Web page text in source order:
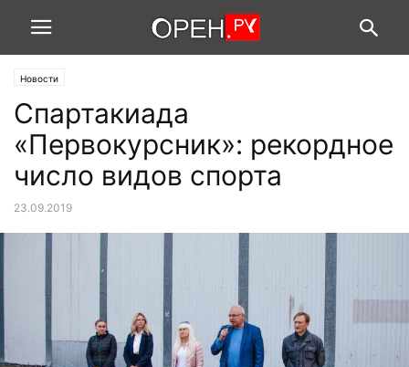
Новости
Спартакиада
«Первокурсник»: рекордное
число видов спорта
23.09.2019